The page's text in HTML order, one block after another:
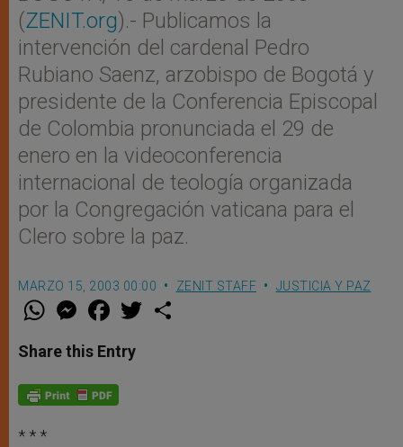
(ZENIT.org).- Publicamos la
intervención del cardenal Pedro
Rubiano Saenz, arzobispo de Bogotá y
presidente de la Conferencia Episcopal
de Colombia pronunciada el 29 de
enero en la videoconferencia
internacional de teología organizada
por la Congregación vaticana para el
Clero sobre la paz.
MARZO 15, 2003 00:00 ZENIT STAFF JUSTICIA Y PAZ
W
t
s
p
p
M
e
s
e
g
e
F
a
e
b
o
k
w
Share this Entry
* * *